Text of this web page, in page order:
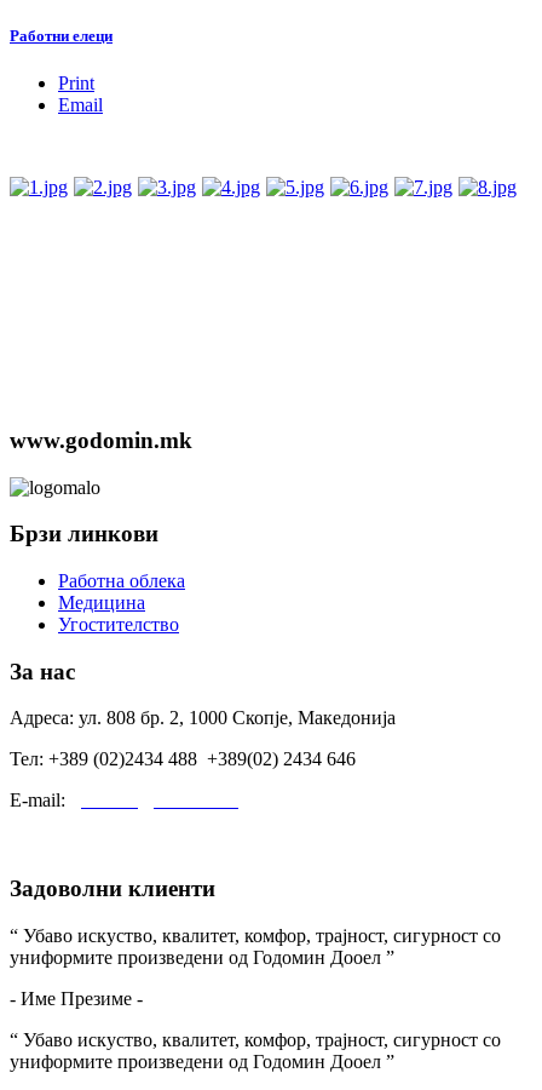
Работни елеци
Print
Email
www.godomin.mk
Брзи линкови
Работна облека
Медицина
Угостителство
За нас
Адреса: ул. 808 бр. 2, 1000 Скопје, Македонија
Тел: +389 (02)2434 488 +389(02) 2434 646
E-mail:
Задоволни клиенти
“ Убаво искуство, квалитет, комфор, трајност, сигурност со
униформите произведени од Годомин Дооел ”
- Име Презиме -
“ Убаво искуство, квалитет, комфор, трајност, сигурност со
униформите произведени од Годомин Дооел ”